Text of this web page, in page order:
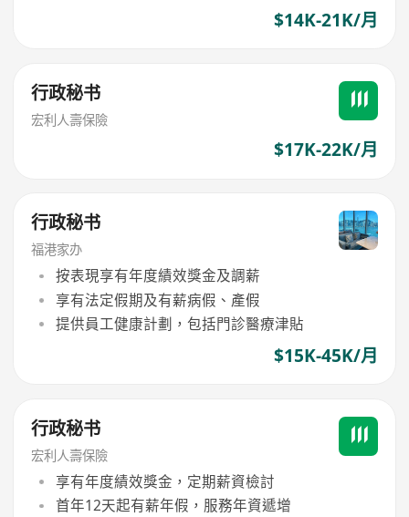
$14K-21K/月
行政秘书
宏利人壽保險
$17K-22K/月
行政秘书
福港家办
按表現享有年度績效獎金及調薪
享有法定假期及有薪病假、產假
提供員工健康計劃，包括門診醫療津貼
$15K-45K/月
行政秘书
宏利人壽保險
享有年度績效獎金，定期薪資檢討
首年12天起有薪年假，服務年資遞增